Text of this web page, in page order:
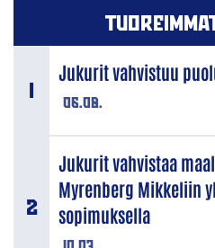
06.08.
Jukurit vahvistuu
Jukurit vahvistaa
Myrenberg Mikkeliin
sopimuksella